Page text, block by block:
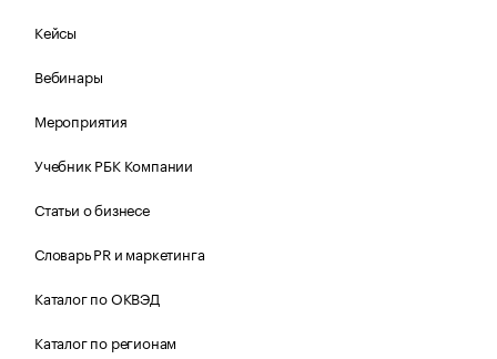
Кейсы
Вебинары
Мероприятия
Учебник РБК Компании
Статьи о бизнесе
Словарь PR и маркетинга
Каталог по ОКВЭД
Каталог по регионам